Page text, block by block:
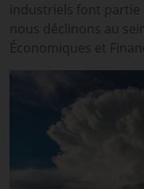
industriels font
nous déclinons au
Économiques et